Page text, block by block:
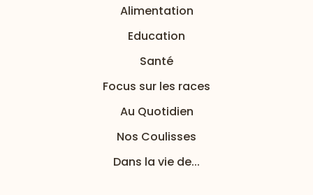
Alimentation
Education
Santé
Focus sur les races
Au Quotidien
Nos Coulisses
Dans la vie de...